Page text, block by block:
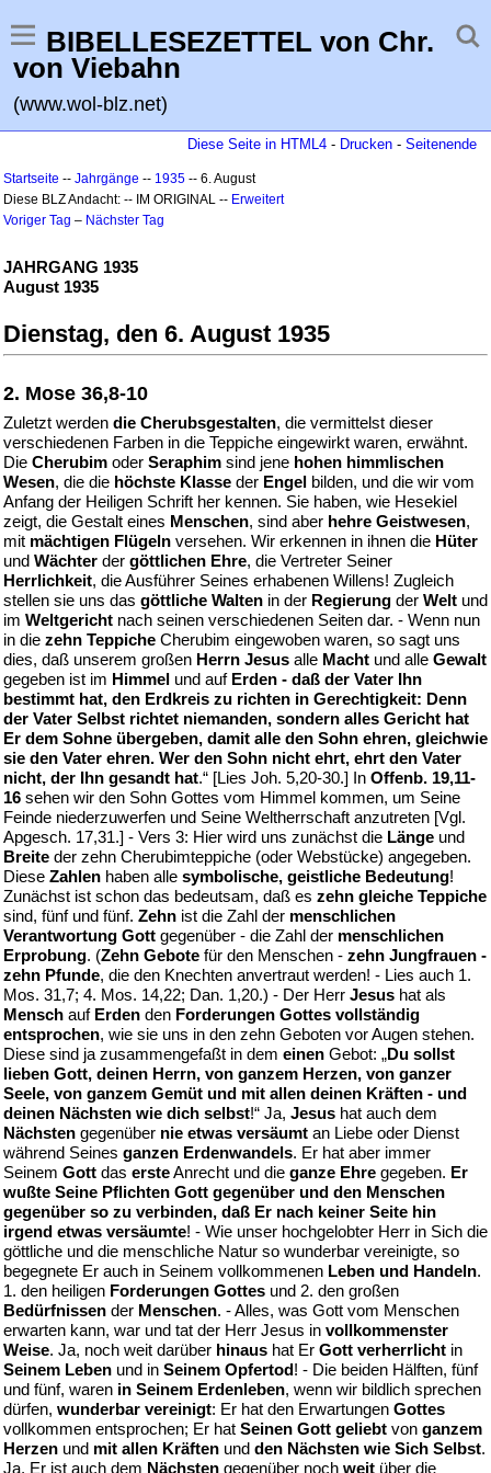
BIBELLESEZETTEL von Chr.
von Viebahn
(www.wol-blz.net)
Diese Seite in HTML4 - Drucken - Seitenende
Startseite -- Jahrgänge -- 1935 -- 6. August
Diese BLZ Andacht: -- IM ORIGINAL -- Erweitert
Voriger Tag – Nächster Tag
JAHRGANG 1935
August 1935
Dienstag, den 6. August 1935
2. Mose 36,8-10
Zuletzt werden die Cherubsgestalten, die vermittelst dieser
verschiedenen Farben in die Teppiche eingewirkt waren, erwähnt.
Die Cherubim oder Seraphim sind jene hohen himmlischen
Wesen, die die höchste Klasse der Engel bilden, und die wir vom
Anfang der Heiligen Schrift her kennen. Sie haben, wie Hesekiel
zeigt, die Gestalt eines Menschen, sind aber hehre Geistwesen,
mit mächtigen Flügeln versehen. Wir erkennen in ihnen die Hüter
und Wächter der göttlichen Ehre, die Vertreter Seiner
Herrlichkeit, die Ausführer Seines erhabenen Willens! Zugleich
stellen sie uns das göttliche Walten in der Regierung der Welt und
im Weltgericht nach seinen verschiedenen Seiten dar. - Wenn nun
in die zehn Teppiche Cherubim eingewoben waren, so sagt uns
dies, daß unserem großen Herrn Jesus alle Macht und alle Gewalt
gegeben ist im Himmel und auf Erden - daß der Vater Ihn
bestimmt hat, den Erdkreis zu richten in Gerechtigkeit: Denn
der Vater Selbst richtet niemanden, sondern alles Gericht hat
Er dem Sohne übergeben, damit alle den Sohn ehren, gleichwie
sie den Vater ehren. Wer den Sohn nicht ehrt, ehrt den Vater
nicht, der Ihn gesandt hat.“ [Lies Joh. 5,20-30.] In Offenb. 19,11-
16 sehen wir den Sohn Gottes vom Himmel kommen, um Seine
Feinde niederzuwerfen und Seine Weltherrschaft anzutreten [Vgl.
Apgesch. 17,31.] - Vers 3: Hier wird uns zunächst die Länge und
Breite der zehn Cherubimteppiche (oder Webstücke) angegeben.
Diese Zahlen haben alle symbolische, geistliche Bedeutung!
Zunächst ist schon das bedeutsam, daß es zehn gleiche Teppiche
sind, fünf und fünf. Zehn ist die Zahl der menschlichen
Verantwortung Gott gegenüber - die Zahl der menschlichen
Erprobung. (Zehn Gebote für den Menschen - zehn Jungfrauen -
zehn Pfunde, die den Knechten anvertraut werden! - Lies auch 1.
Mos. 31,7; 4. Mos. 14,22; Dan. 1,20.) - Der Herr Jesus hat als
Mensch auf Erden den Forderungen Gottes vollständig
entsprochen, wie sie uns in den zehn Geboten vor Augen stehen.
Diese sind ja zusammengefaßt in dem einen Gebot: „Du sollst
lieben Gott, deinen Herrn, von ganzem Herzen, von ganzer
Seele, von ganzem Gemüt und mit allen deinen Kräften - und
deinen Nächsten wie dich selbst!“ Ja, Jesus hat auch dem
Nächsten gegenüber nie etwas versäumt an Liebe oder Dienst
während Seines ganzen Erdenwandels. Er hat aber immer
Seinem Gott das ersteAnrecht und die ganze Ehre gegeben. Er
wußte Seine Pflichten Gott gegenüber und den Menschen
gegenüber so zu verbinden, daß Er nach keiner Seite hin
irgend etwas versäumte! - Wie unser hochgelobter Herr in Sich die
göttliche und die menschliche Natur so wunderbar vereinigte, so
begegnete Er auch in Seinem vollkommenen Leben und Handeln.
1. den heiligen Forderungen Gottes und 2. den großen
Bedürfnissen der Menschen. - Alles, was Gott vom Menschen
erwarten kann, war und tat der Herr Jesus in vollkommenster
Weise. Ja, noch weit darüber hinaus hat Er Gott verherrlicht in
Seinem Leben und in Seinem Opfertod! - Die beiden Hälften, fünf
und fünf, waren in Seinem Erdenleben, wenn wir bildlich sprechen
dürfen, wunderbar vereinigt: Er hat den Erwartungen Gottes
vollkommen entsprochen; Er hat Seinen Gott geliebt von ganzem
Herzen und mit allen Kräften und den Nächsten wie Sich Selbst.
Ja, Er ist auch dem Nächsten gegenüber noch weit über die